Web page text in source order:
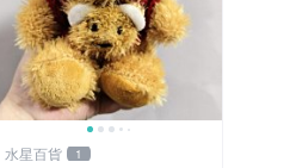
水星百貨 1